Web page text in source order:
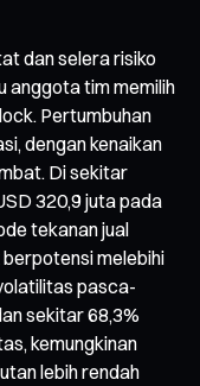
dan selera risiko
anggota tim memilih
Pertumbuhan
dengan kenaikan
Di sekitar
320,9 juta pada
tekanan jual
melebihi
pasca-
sekitar 68,3%
kemungkinan
lebih rendah